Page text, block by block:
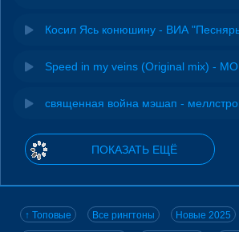
Косил Ясь конюшину - ВИА
Speed in my veins (Original mix) -
священная война мэшап -
ПОКАЗАТЬ ЕЩЁ
↑ Топовые Все рингтоны Новые 2025